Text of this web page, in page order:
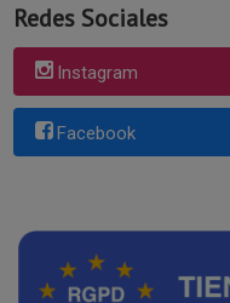
Redes Sociales
Instagram
Facebook